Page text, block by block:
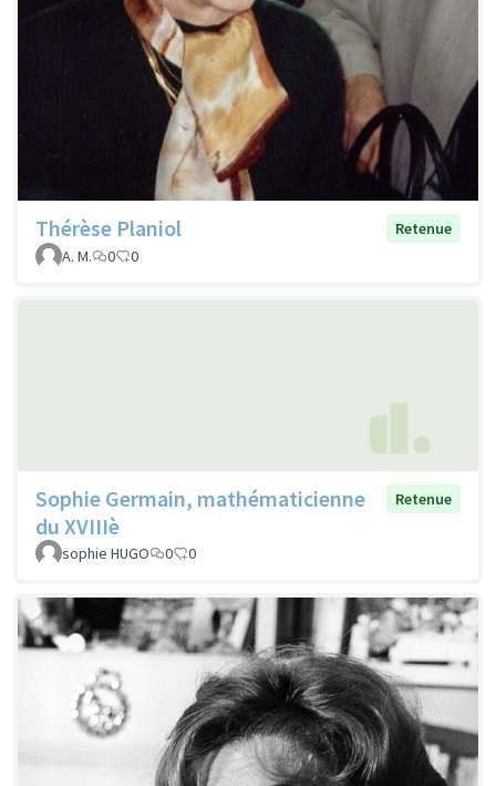
Thérèse Planiol
Retenue
A. M.
0 0
Sophie Germain, mathématicienne
du XVIIIè
Retenue
sophie HUGO 0 0